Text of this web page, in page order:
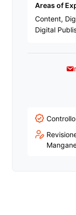
Areas of
Content,
Digital